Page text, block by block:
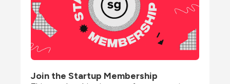
Join the Startup Membership